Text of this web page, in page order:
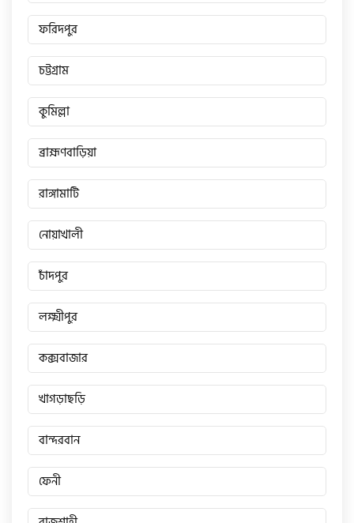
ফরিদপুর
চট্টগ্রাম
কুমিল্লা
ব্রাহ্মণবাড়িয়া
রাঙ্গামাটি
নোয়াখালী
চাঁদপুর
লক্ষ্মীপুর
কক্সবাজার
খাগড়াছড়ি
বান্দরবান
ফেনী